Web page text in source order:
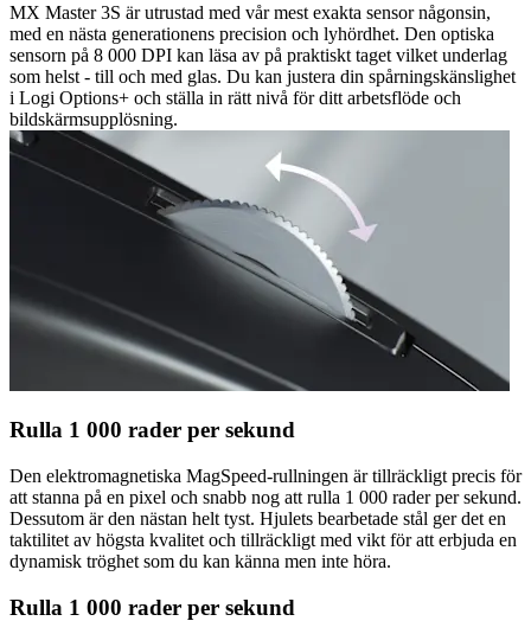
MX Master 3S är utrustad med vår mest exakta sensor någonsin,
med en nästa generationens precision och lyhördhet. Den optiska
sensorn på 8 000 DPI kan läsa av på praktiskt taget vilket underlag
som helst - till och med glas. Du kan justera din spårningskänslighet
i Logi Options+ och ställa in rätt nivå för ditt arbetsflöde och
bildskärmsupplösning.
Rulla 1 000 rader per sekund
Den elektromagnetiska MagSpeed-rullningen är tillräckligt precis för
att stanna på en pixel och snabb nog att rulla 1 000 rader per sekund.
Dessutom är den nästan helt tyst. Hjulets bearbetade stål ger det en
taktilitet av högsta kvalitet och tillräckligt med vikt för att erbjuda en
dynamisk tröghet som du kan känna men inte höra.
Rulla 1 000 rader per sekund